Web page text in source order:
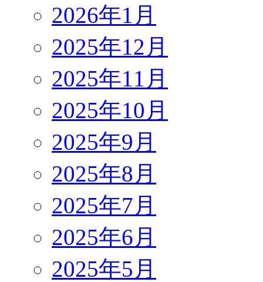
2026年1月
2025年12月
2025年11月
2025年10月
2025年9月
2025年8月
2025年7月
2025年6月
2025年5月